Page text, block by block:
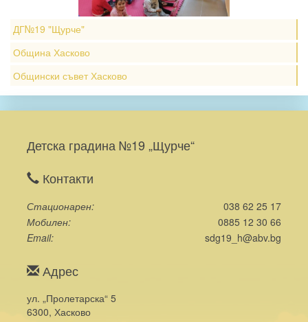
ДГ№19 "Щурче"
Община Хасково
Общински съвет Хасково
Детска градина №19 „Щурче“
Контакти
Стационарен
038 62 25 17
Мобилен
0885 12 30 66
Email
sdg19_h@abv.bg
Адрес
ул. „Пролетарска“ 5
6300, Хасково